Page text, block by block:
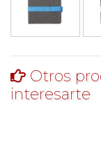
Otros
interesarte